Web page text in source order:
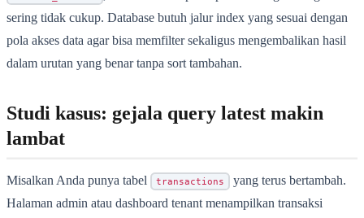
sering tidak cukup. Database butuh jalur index yang sesuai dengan
pola akses data agar bisa memfilter sekaligus mengembalikan hasil
dalam urutan yang benar tanpa sort tambahan.
Studi kasus: gejala query latest makin
lambat
Misalkan Anda punya tabel transactions
yang terus bertambah.
Halaman admin atau dashboard tenant menampilkan transaksi